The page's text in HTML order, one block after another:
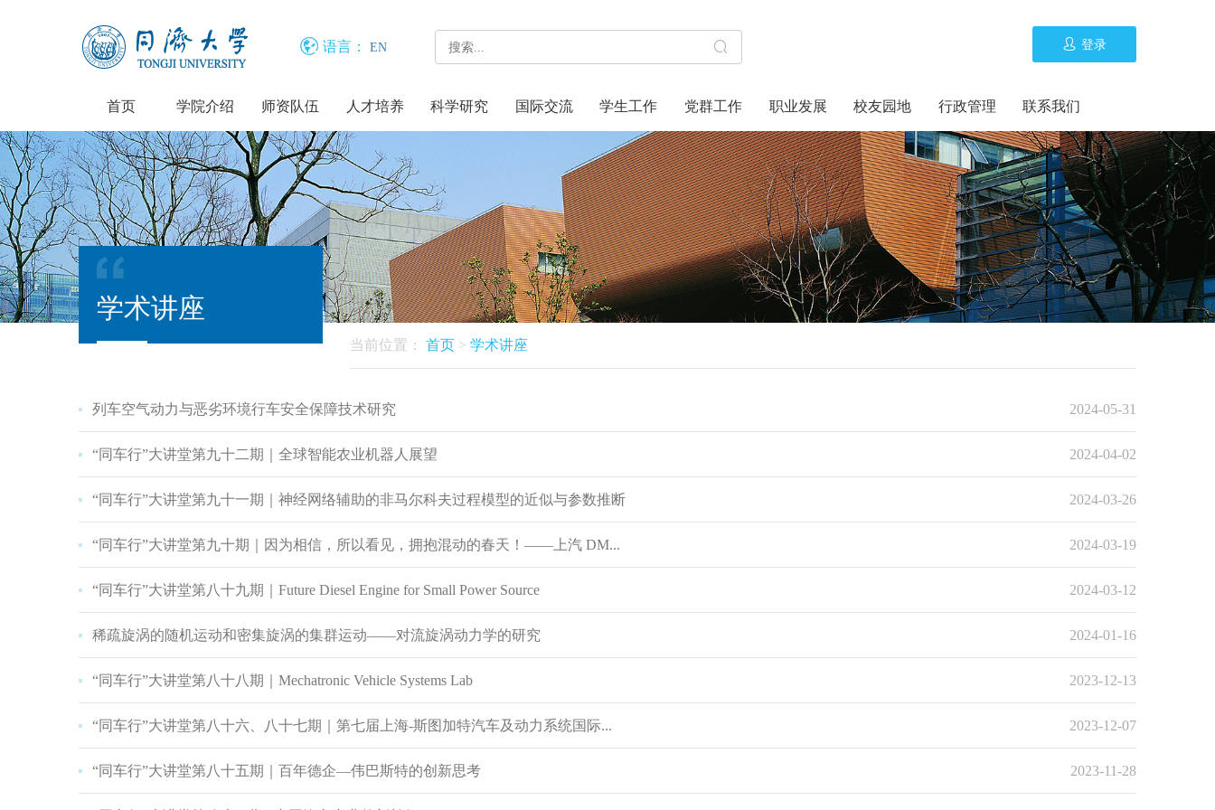
语言： EN 登录
首页 学院介绍 师资队伍 人才培养 科学研究 国际交流 学生工作 党群工作 职业发展 校友园地 行政管理 联系我们
学术讲座
当前位置： 首页 > 学术讲座
列车空气动力与恶劣环境行车安全保障技术研究 2024-05-31
“同车行”大讲堂第九十二期｜全球智能农业机器人展望 2024-04-02
“同车行”大讲堂第九十一期｜神经网络辅助的非马尔科夫过程模型的近似与参数推断 2024-03-26
“同车行”大讲堂第九十期｜因为相信，所以看见，拥抱混动的春天！——上汽 DM... 2024-03-19
“同车行”大讲堂第八十九期｜Future Diesel Engine for Small Power Source 2024-03-12
稀疏旋涡的随机运动和密集旋涡的集群运动——对流旋涡动力学的研究 2024-01-16
“同车行”大讲堂第八十八期｜Mechatronic Vehicle Systems Lab 2023-12-13
“同车行”大讲堂第八十六、八十七期｜第七届上海-斯图加特汽车及动力系统国际... 2023-12-07
“同车行”大讲堂第八十五期｜百年德企—伟巴斯特的创新思考 2023-11-28